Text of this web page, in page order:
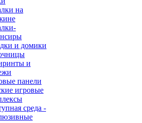
на
и домики
и
панели
игровые
среда -